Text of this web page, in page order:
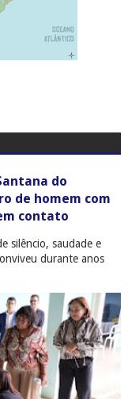
do
de homem com
contato
silêncio, saudade e
durante anos